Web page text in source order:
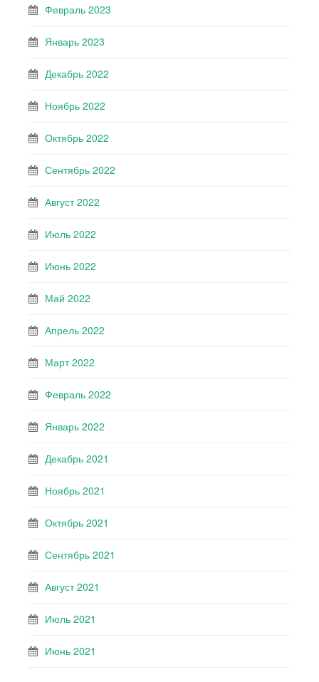
Февраль 2023
Январь 2023
Декабрь 2022
Ноябрь 2022
Октябрь 2022
Сентябрь 2022
Август 2022
Июль 2022
Июнь 2022
Май 2022
Апрель 2022
Март 2022
Февраль 2022
Январь 2022
Декабрь 2021
Ноябрь 2021
Октябрь 2021
Сентябрь 2021
Август 2021
Июль 2021
Июнь 2021